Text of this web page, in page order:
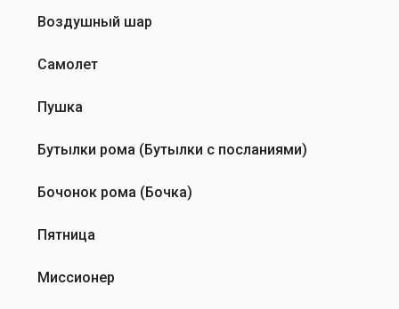
Воздушный шар
Самолет
Пушка
Бутылки рома (Бутылки с посланиями)
Бочонок рома (Бочка)
Пятница
Миссионер